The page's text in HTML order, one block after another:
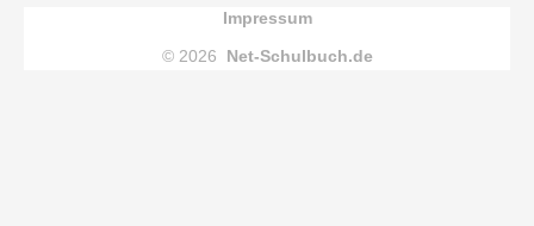
Impressum
© 2026
Net-Schulbuch.de